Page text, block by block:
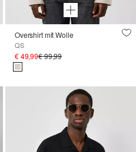
Overshirt mit Wolle
QS
€ 49,99€ 99,99